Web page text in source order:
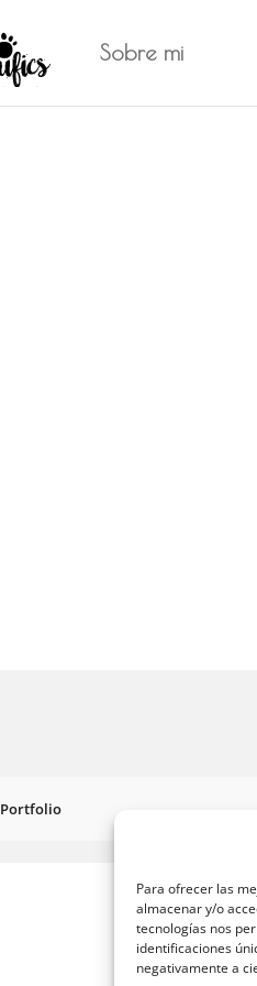
Para ofrecer las
almacenar y/o
tecnologías nos
identificaciones
negativamente a
Sobre mi
Portfolio